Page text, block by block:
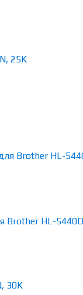
Brother HL-